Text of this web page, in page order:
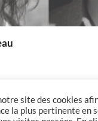
site des cookies
la plus pertinente en